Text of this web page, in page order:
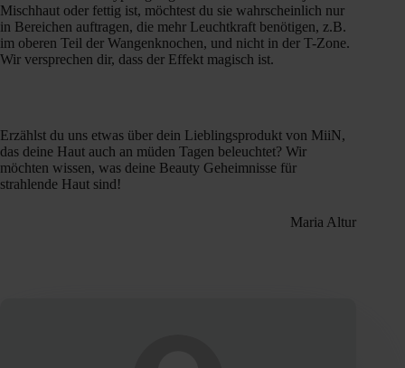
Mischhaut oder fettig ist, möchtest du sie wahrscheinlich nur
in Bereichen auftragen, die mehr Leuchtkraft benötigen, z.B.
im oberen Teil der Wangenknochen, und nicht in der T-Zone.
Wir versprechen dir, dass der Effekt magisch ist.
Erzählst du uns etwas über dein Lieblingsprodukt von MiiN,
das deine Haut auch an müden Tagen beleuchtet? Wir
möchten wissen, was deine Beauty Geheimnisse für
strahlende Haut sind!
Maria Altur